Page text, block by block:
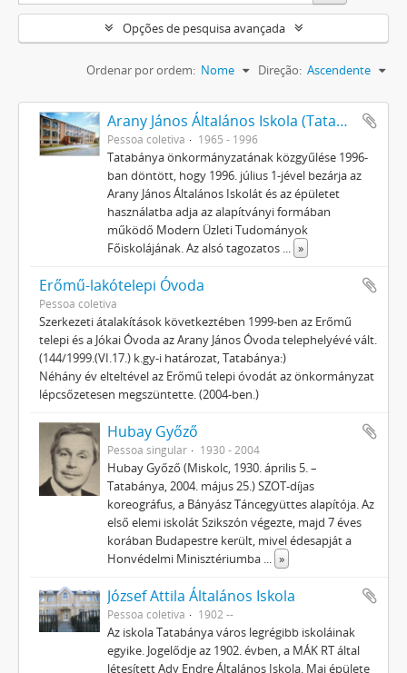
Opções de pesquisa avançada
Ordenar por ordem: Nome Direção: Ascendente
Arany János Általános Iskola (Tatabánya Újváros)
Pessoa coletiva 1965 - 1996
Tatabánya önkormányzatának közgyűlése 1996-
ban döntött, hogy 1996. július 1-jével bezárja az
Arany János Általános Iskolát és az épületet
használatba adja az alapítványi formában
működő Modern Üzleti Tudományok
Főiskolájának. Az alsó tagozatos ... »
Erőmű-lakótelepi Óvoda
Pessoa coletiva
Szerkezeti átalakítások következtében 1999-ben az Erőmű
telepi és a Jókai Óvoda az Arany János Óvoda telephelyévé vált.
(144/1999.(VI.17.) k.gy-i határozat, Tatabánya:)
Néhány év elteltével az Erőmű telepi óvodát az önkormányzat
lépcsőzetesen megszüntette. (2004-ben.)
Hubay Győző
Pessoa singular 1930 - 2004
Hubay Győző (Miskolc, 1930. április 5. –
Tatabánya, 2004. május 25.) SZOT-díjas
koreográfus, a Bányász Táncegyüttes alapítója. Az
első elemi iskolát Szikszón végezte, majd 7 éves
korában Budapestre került, mivel édesapját a
Honvédelmi Minisztériumba ... »
József Attila Általános Iskola
Pessoa coletiva 1902 --
Az iskola Tatabánya város legrégibb iskoláinak
egyike. Jogelődje az 1902. évben, a MÁK RT által
létesített Ady Endre Általános Iskola. Mai épülete